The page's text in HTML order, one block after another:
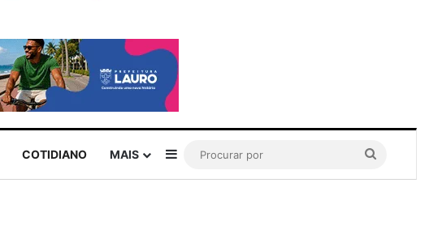
COTIDIANO MAIS Barra Lateral
por